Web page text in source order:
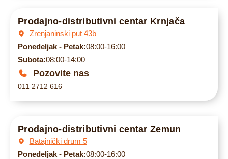
Prodajno-distributivni centar Krnjača
Zrenjaninski put 43b
Ponedeljak - Petak:08:00-16:00
Subota:08:00-14:00
Pozovite nas
011 2712 616
Prodajno-distributivni centar Zemun
Batajnički drum 5
Ponedeljak - Petak:08:00-16:00